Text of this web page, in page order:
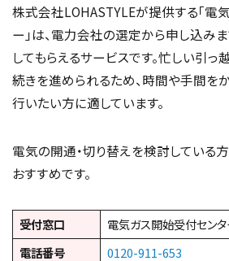
株式会社LOHASTYLEが提供する「電
ー」は、電力会社の選定から申し込み
してもらえるサービスです。忙しい引
続きを進められるため、時間や手間を
行いたい方に適しています。
電気の開通・切り替えを検討している
おすすめです。
受付窓口
電気ガス開始受付セン
電話番号
0120-911-653